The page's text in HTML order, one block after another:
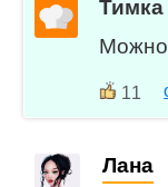
Тимка
Можно
11
Лана